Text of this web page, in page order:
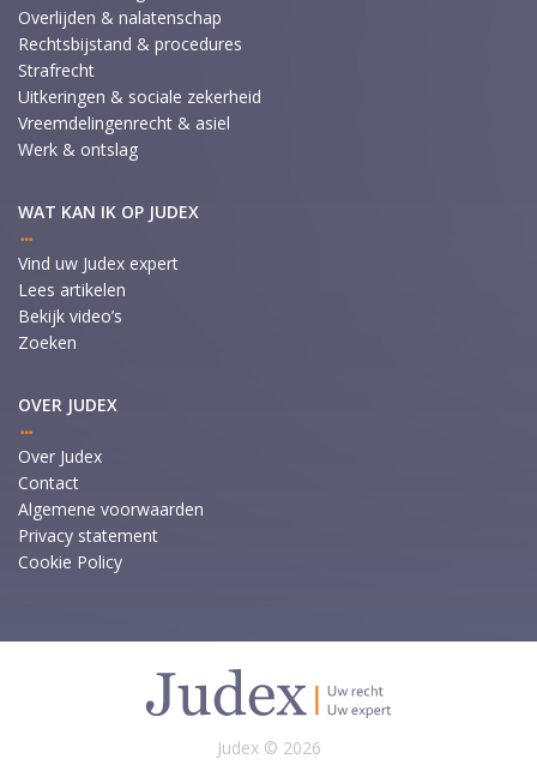
Overlijden & nalatenschap
Rechtsbijstand & procedures
Strafrecht
Uitkeringen & sociale zekerheid
Vreemdelingenrecht & asiel
Werk & ontslag
WAT KAN IK OP JUDEX
Vind uw Judex expert
Lees artikelen
Bekijk video’s
Zoeken
OVER JUDEX
Over Judex
Contact
Algemene voorwaarden
Privacy statement
Cookie Policy
Judex © 2026